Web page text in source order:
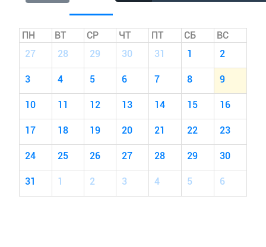
ПН ВТ СР ЧТ ПТ СБ
ВС
27
28 29 30 31 1 2
3 4 5 6 7 8 9
10 11 12 13 14 15 16
17 18 19 20 21 22 23
24 25 26 27 28 29 30
31 1 2 3 4 5 6